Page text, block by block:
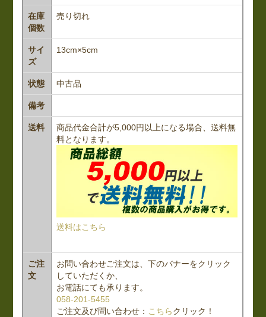
在庫
個数
売り切れ
サイ
ズ
13cm×5cm
状態 中古品
備考
送料
商品代金合計が5,000円以上になる場合、送料無
料となります。
送料はこちら
ご注
文
お問い合わせご注文は、下のバナーをクリック
していただくか、
お電話にても承ります。
058-201-5455
ご注文及び問い合わせ： こちらクリック！